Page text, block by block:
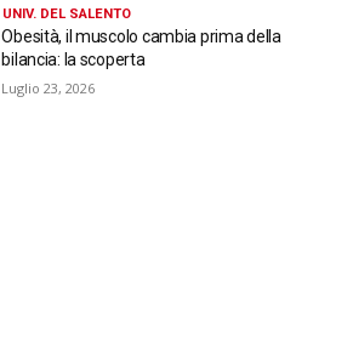
UNIV. DEL SALENTO
Obesità, il muscolo cambia prima della
bilancia: la scoperta
Luglio 23, 2026